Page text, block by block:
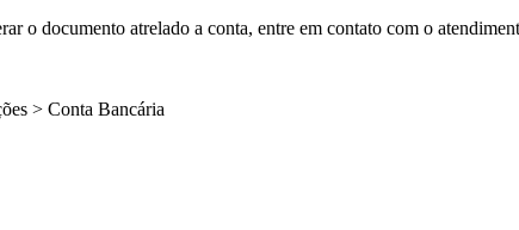
o documento atrelado a conta, entre em contato com o
> Conta Bancária